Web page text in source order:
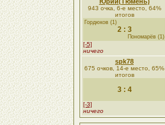
943 очка, 6-е место, 64%
итогов
Гордюков (1)
2 : 3
Пономарёв (1)
[-5]
ничего
spk78
675 очков, 14-е место, 65%
итогов
3 : 4
[-3]
ничего